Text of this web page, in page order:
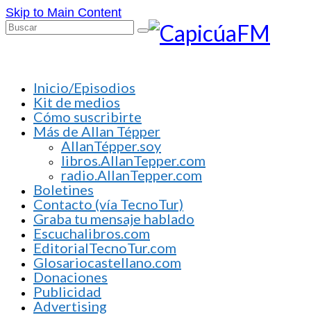
Skip to Main Content
Buscar
Inicio/Episodios
Kit de medios
Cómo suscribirte
Más de Allan Tépper
AllanTépper.soy
libros.AllanTepper.com
radio.AllanTepper.com
Boletines
Contacto (vía TecnoTur)
Graba tu mensaje hablado
Escuchalibros.com
EditorialTecnoTur.com
Glosariocastellano.com
Donaciones
Publicidad
Advertising